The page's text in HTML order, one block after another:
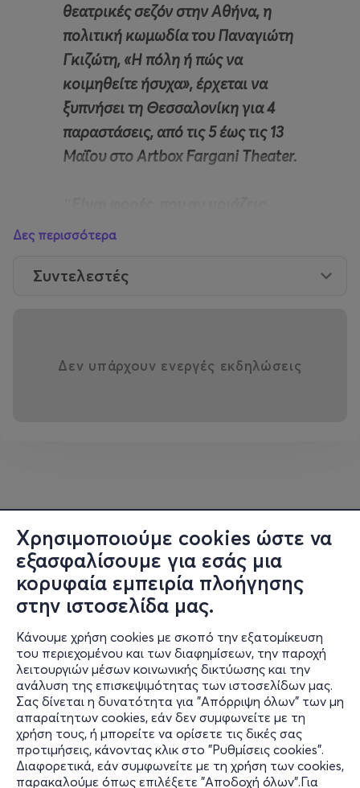
Χρησιμοποιούμε cookies ώστε να
εξασφαλίσουμε για εσάς μια
κορυφαία εμπειρία πλοήγησης
στην ιστοσελίδα μας.
Κάνουμε χρήση cookies με σκοπό την εξατομίκευση
του περιεχομένου και των διαφημίσεων, την παροχή
λειτουργιών μέσων κοινωνικής δικτύωσης και την
ανάλυση της επισκεψιμότητας των ιστοσελίδων μας.
Σας δίνεται η δυνατότητα για "Απόρριψη όλων" των μη
απαραίτητων cookies, εάν δεν συμφωνείτε με τη
χρήση τους, ή μπορείτε να ορίσετε τις δικές σας
προτιμήσεις, κάνοντας κλικ στο "Ρυθμίσεις cookies".
Διαφορετικά, εάν συμφωνείτε με τη χρήση των cookies,
παρακαλούμε όπως επιλέξετε "Αποδοχή όλων".Για
θεατρικές σεζόν στην Αθήνα, η
πολιτική κωμωδία του Παναγιώτη
Γκιζώτη, «Η πόλη ή πώς να
κοιμηθείτε ήσυχα», έρχεται να
ξυπνήσει τη Θεσσαλονίκη για 4
παραστάσεις, από τις 5 έως τις 13
Μαΐου στο Artbox Fargani Theater.
πεθαμένος, επιζείς. Είναι και
έχεις πραγματικά πεθάνει. Τις
περιγράφει μια δυστοπική
κοινωνία του μέλλοντος όπου
όλοι και όλα παρακολουθούνται
και ελέγχονται. Αντλώντας
έμπνευση από τη σύγχρονη πόλη
και αναδεικνύοντας στιγμές του
καθημερινού της βίου, το έργο του
Γκιζώτη εστιάζει στους πολίτες:
πολίτες που ανησυχούν,
εφησυχάζουν, επιτηρούν,
ερωτεύονται και ακροβατούν
ανάμεσα στην απόλυτη τρέλα και
Δες περισσότερα
Συντελεστές
Δεν υπάρχουν ενεργές εκδηλώσεις
Πληροφορίες
Υποστήριξη
Stay Connected